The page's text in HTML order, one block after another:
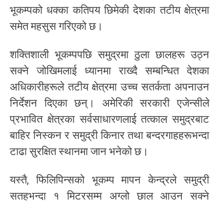
भूकम्पको धक्का कतिपय छिमेकी देशका तटीय क्षेत्रमा
समेत महसुस गरिएको छ।
शक्तिशाली भूकम्पपछि समुद्रमा ठुला छालहरू उठ्न
सक्ने जोखिमलाई ध्यानमा राख्दै सम्बन्धित देशका
अधिकारीहरूले तटीय क्षेत्रमा उच्च सतर्कता अपनाउन
निर्देशन दिएका छन्। अमेरिकी सरकारी एजेन्सीले
प्रभावित क्षेत्रका सर्वसाधारणलाई तत्काल समुद्रबाट
बाहिर निस्कन र समुद्री किनार तथा बन्दरगाहहरूभन्दा
टाढा सुरक्षित स्थानमा जान भनेको छ।
यस्तै, फिलिपिन्सको भूकम्प मापन केन्द्रले समुद्री
सतहभन्दा १ मिटरसम्म अग्लो छाल आउन सक्ने